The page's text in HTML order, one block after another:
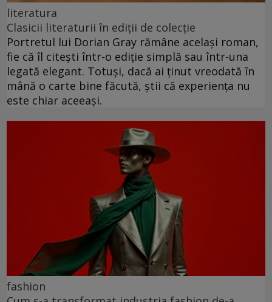
literatura
Clasicii literaturii în ediții de colecție
Portretul lui Dorian Gray rămâne același roman,
fie că îl citești într-o ediție simplă sau într-una
legată elegant. Totuși, dacă ai ținut vreodată în
mână o carte bine făcută, știi că experiența nu
este chiar aceeași.
fashion